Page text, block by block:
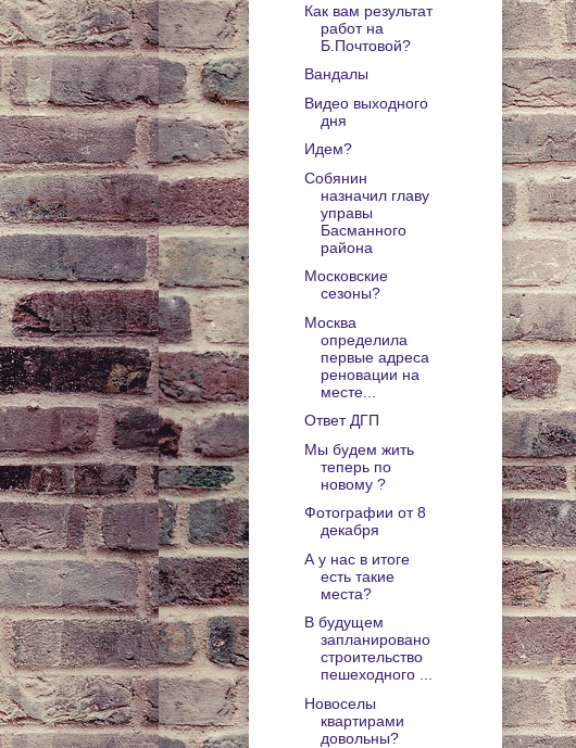
Как вам результат
работ на
Б.Почтовой?
Вандалы
Видео выходного
дня
Идем?
Собянин
назначил главу
управы
Басманного
района
Московские
сезоны?
Москва
определила
первые адреса
реновации на
месте...
Ответ ДГП
Мы будем жить
теперь по
новому ?
Фотографии от 8
декабря
А у нас в итоге
есть такие
места?
В будущем
запланировано
строительство
пешеходного ...
Новоселы
квартирами
довольны?